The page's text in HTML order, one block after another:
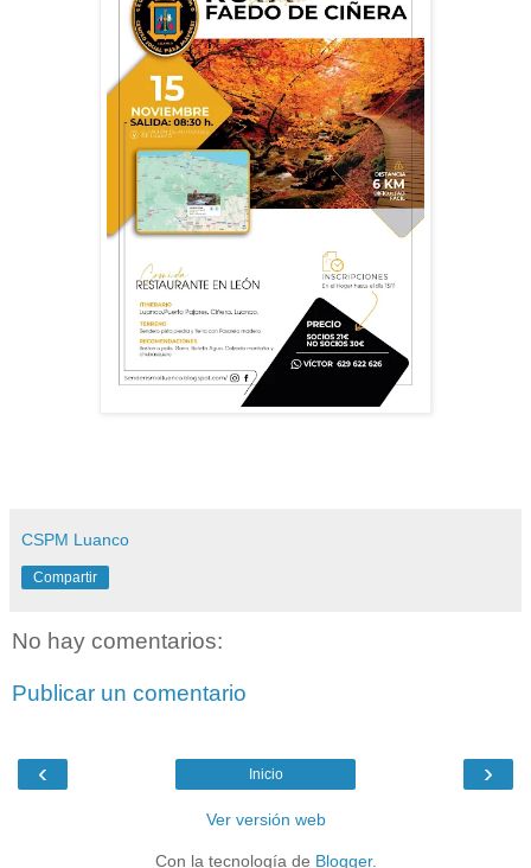
CSPM Luanco
Compartir
No hay comentarios:
Publicar un comentario
‹ ›
Inicio
Ver versión web
Con la tecnología de Blogger.